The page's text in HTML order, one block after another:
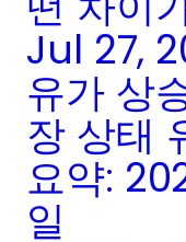
Jul 27,
유가 상
장 상태
요약:
일